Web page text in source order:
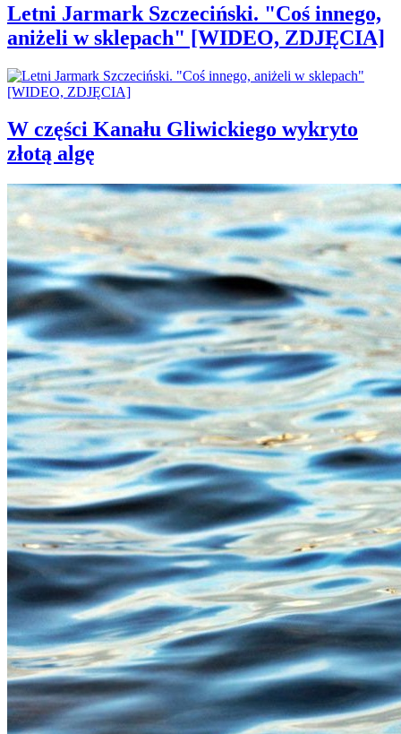
Letni Jarmark Szczeciński. "Coś innego,
aniżeli w sklepach" [WIDEO, ZDJĘCIA]
W części Kanału Gliwickiego wykryto
złotą algę